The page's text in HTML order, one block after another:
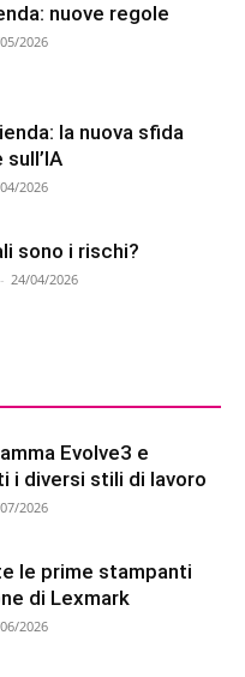
nuove regole
2026
la nuova sfida
2026
sono i rischi?
- 24/04/2026
Evolve3 e
i diversi stili di lavoro
2026
le prime stampanti
di Lexmark
2026